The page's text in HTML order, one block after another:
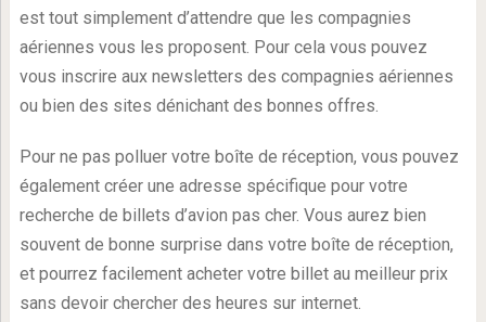
est tout simplement d’attendre que les compagnies
aériennes vous les proposent. Pour cela vous pouvez
vous inscrire aux newsletters des compagnies aériennes
ou bien des sites dénichant des bonnes offres.
Pour ne pas polluer votre boîte de réception, vous pouvez
également créer une adresse spécifique pour votre
recherche de billets d’avion pas cher. Vous aurez bien
souvent de bonne surprise dans votre boîte de réception,
et pourrez facilement acheter votre billet au meilleur prix
sans devoir chercher des heures sur internet.